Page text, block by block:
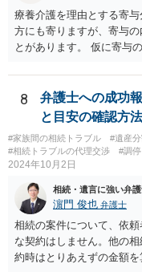
療養介護を理由とする寄
方にも寄りますが、寄与
とがあります。 仮に寄与
価）は不要ということも
なければならないでしょ
は必要でしょう。
8
弁護士への成功
と目安の確認方法
#家族間の相続トラブル #遺産分
#相続トラブルの代理交渉
#調停
2024年10月2日
相続・遺言に強い弁
濵門 俊也 弁護士
相続の案件について、依
な契約はしません。他の
約時はとりあえずの金額